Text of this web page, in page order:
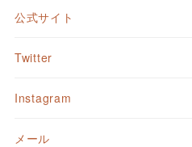
公式サイト
Twitter
Instagram
メール